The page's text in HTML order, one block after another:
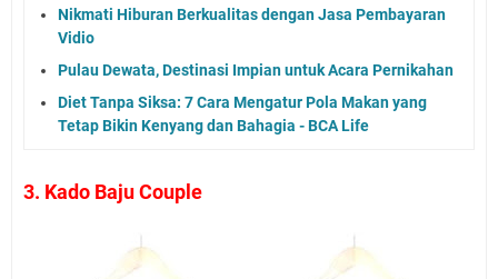
Nikmati Hiburan Berkualitas dengan Jasa Pembayaran
Vidio
Pulau Dewata, Destinasi Impian untuk Acara Pernikahan
Diet Tanpa Siksa: 7 Cara Mengatur Pola Makan yang
Tetap Bikin Kenyang dan Bahagia - BCA Life
3. Kado Baju Couple